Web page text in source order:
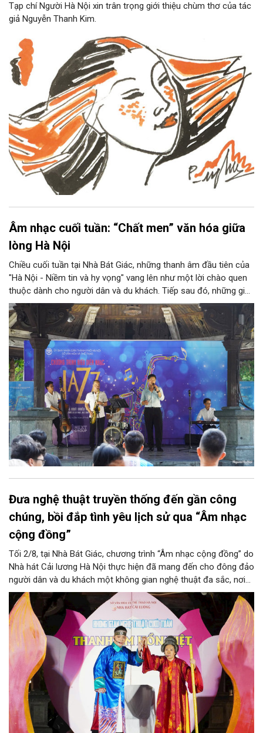
Tạp chí Người Hà Nội xin trân trọng giới thiệu chùm thơ của tác
giả Nguyễn Thanh Kim.
Âm nhạc cuối tuần: “Chất men” văn hóa giữa
lòng Hà Nội
Chiều cuối tuần tại Nhà Bát Giác, những thanh âm đầu tiên của
"Hà Nội - Niềm tin và hy vọng" vang lên như một lời chào quen
thuộc dành cho người dân và du khách. Tiếp sau đó, những giai
điệu jazz kinh điển của thế giới lần lượt cất lên qua phần biểu
diễn của NSƯT Quyền Văn Minh và các nghệ sĩ Bình Minh Jazz
Club, mở ra một không gian âm nhạc giàu cảm xúc ngay giữa
trung tâm Thủ đô.
Đưa nghệ thuật truyền thống đến gần công
chúng, bồi đắp tình yêu lịch sử qua “Âm nhạc
cộng đồng”
Tối 2/8, tại Nhà Bát Giác, chương trình “Âm nhạc cộng đồng” do
Nhà hát Cải lương Hà Nội thực hiện đã mang đến cho đông đảo
người dân và du khách một không gian nghệ thuật đa sắc, nơi
những làn điệu cải lương, ca cổ, tân cổ và các tiết mục múa
hòa quyện trong không gian của phố đi bộ hồ Hoàn Kiếm. Đặc
biệt, chương trình có sự giao lưu của các nghệ sĩ đến từ
phương Nam, góp phần tạo nên cuộc gặp gỡ nghệ thuật giàu
cảm xúc.